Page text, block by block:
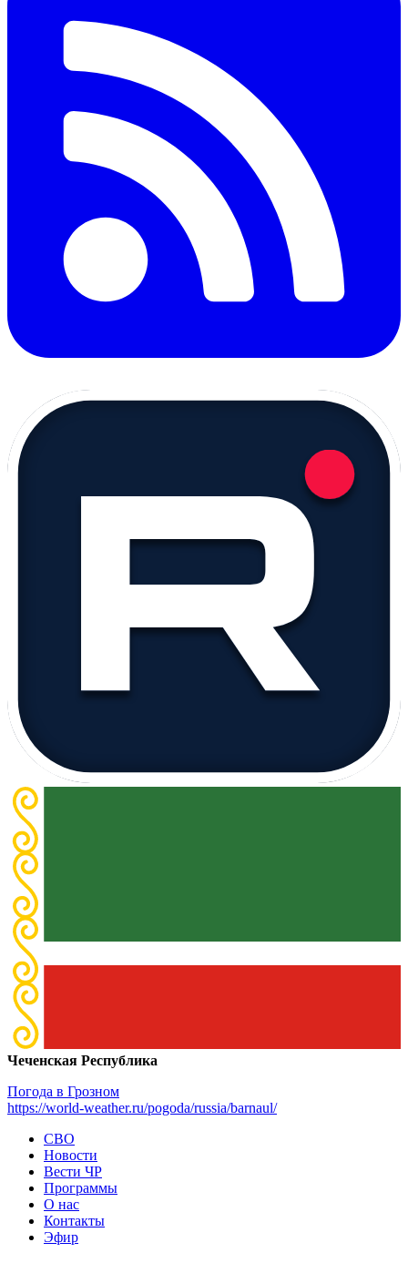
Чеченская Республика
Погода в Грозном
https://world-weather.ru/pogoda/russia/barnaul/
СВО
Новости
Вести ЧР
Программы
О нас
Контакты
Эфир